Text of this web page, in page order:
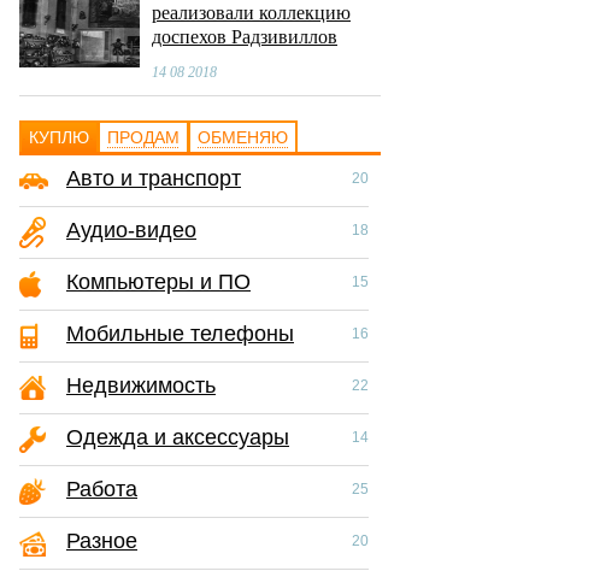
реализовали коллекцию
доспехов Радзивиллов
14 08 2018
КУПЛЮ ПРОДАМ ОБМЕНЯЮ
Авто и транспорт 20
Аудио-видео 18
Компьютеры и ПО 15
Мобильные телефоны 16
Недвижимость 22
Одежда и аксессуары 14
Работа 25
Разное 20